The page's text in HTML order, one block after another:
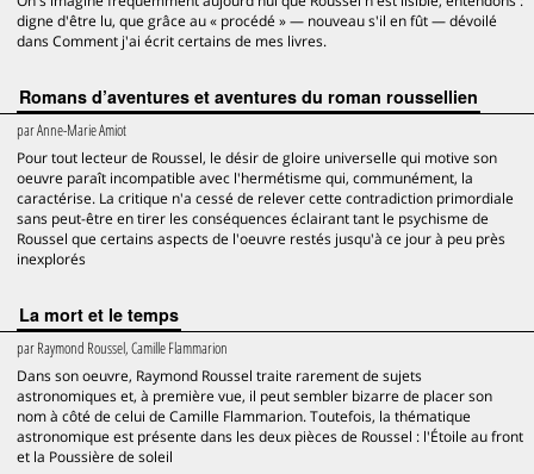
digne d'être lu, que grâce au « procédé » — nouveau s'il en fût — dévoilé
dans Comment j'ai écrit certains de mes livres.
Romans d’aventures et aventures du roman roussellien
parAnne-Marie Amiot
Pour tout lecteur de Roussel, le désir de gloire universelle qui motive son
oeuvre paraît incompatible avec l'hermétisme qui, communément, la
caractérise. La critique n'a cessé de relever cette contradiction primordiale
sans peut-être en tirer les conséquences éclairant tant le psychisme de
Roussel que certains aspects de l'oeuvre restés jusqu'à ce jour à peu près
inexplorés
La mort et le temps
parRaymond Roussel, Camille Flammarion
Dans son oeuvre, Raymond Roussel traite rarement de sujets
astronomiques et, à première vue, il peut sembler bizarre de placer son
nom à côté de celui de Camille Flammarion. Toutefois, la thématique
astronomique est présente dans les deux pièces de Roussel : l'Étoile au front
et la Poussière de soleil